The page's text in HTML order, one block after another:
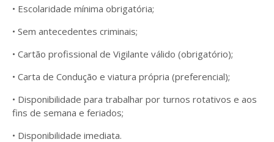
• Escolaridade mínima obrigatória;
• Sem antecedentes criminais;
• Cartão profissional de Vigilante válido (obrigatório);
• Carta de Condução e viatura própria (preferencial);
• Disponibilidade para trabalhar por turnos rotativos e aos
fins de semana e feriados;
• Disponibilidade imediata.